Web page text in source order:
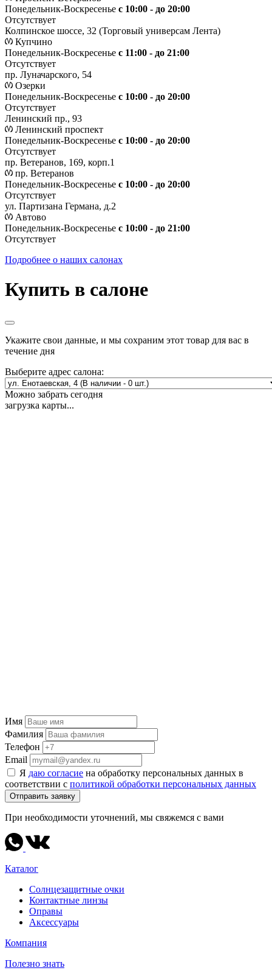
Понедельник-Воскресенье с 10:00 - до 20:00
Отсутствует
Колпинское шоссе, 32 (Торговый универсам Лента)
Купчино
Понедельник-Воскресенье с 11:00 - до 21:00
Отсутствует
пр. Луначарского, 54
Озерки
Понедельник-Воскресенье с 10:00 - до 20:00
Отсутствует
Ленинский пр., 93
Ленинский проспект
Понедельник-Воскресенье с 10:00 - до 20:00
Отсутствует
пр. Ветеранов, 169, корп.1
пр. Ветеранов
Понедельник-Воскресенье с 10:00 - до 20:00
Отсутствует
ул. Партизана Германа, д.2
Автово
Понедельник-Воскресенье с 10:00 - до 21:00
Отсутствует
Подробнее о наших салонах
Купить в салоне
Укажите свои данные, и мы сохраним этот товар для вас в
течение дня
Выберите адрес салона:
Можно забрать сегодня
загрузка карты...
Имя
Фамилия
Телефон
Email
Я даю согласие на обработку персональных данных в
соответствии с политикой обработки персональных данных
Отправить заявку
При необходимости уточнений, мы свяжемся с вами
Каталог
Солнцезащитные очки
Контактные линзы
Оправы
Аксессуары
Компания
Полезно знать